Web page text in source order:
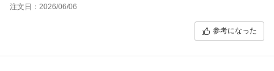
注文日：2026/06/06
参考になった